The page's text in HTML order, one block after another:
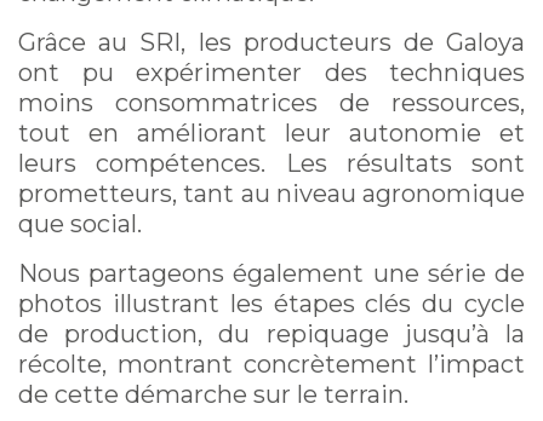
Grâce au SRI, les producteurs de Galoya
ont pu expérimenter des techniques
moins consommatrices de ressources,
tout en améliorant leur autonomie et
leurs compétences. Les résultats sont
prometteurs, tant au niveau agronomique
que social.
Nous partageons également une série de
photos illustrant les étapes clés du cycle
de production, du repiquage jusqu’à la
récolte, montrant concrètement l’impact
de cette démarche sur le terrain.